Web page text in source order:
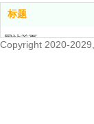
标题
网站首页
Copyright 2020-2029,